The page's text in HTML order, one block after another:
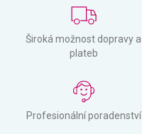
Široká možnost dopravy a
plateb
Profesionální poradenství